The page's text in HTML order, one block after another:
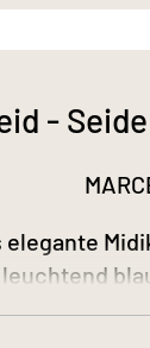
-
elegante